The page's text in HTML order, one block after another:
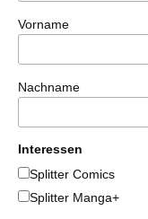
Vorname
Nachname
Interessen
Splitter Comics
Splitter Manga+